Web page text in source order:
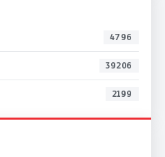
4796
39206
2199